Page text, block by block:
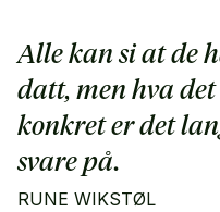
Alle kan si at de
datt, men hva
konkret er det
svare på.
RUNE WIKSTØL